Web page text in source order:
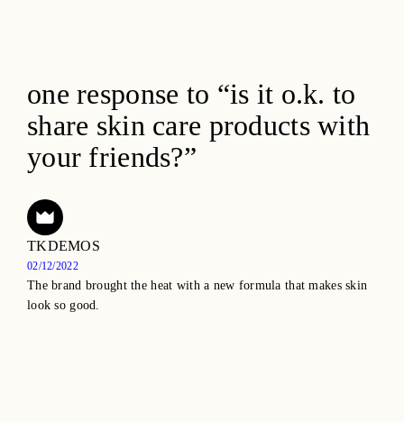
one response to “is it o.k. to
share skin care products with
your friends?”
TKDEMOS
02/12/2022
The brand brought the heat with a new formula that makes skin
look so good.